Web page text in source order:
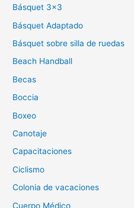
Básquet 3×3
Básquet Adaptado
Básquet sobre silla de ruedas
Beach Handball
Becas
Boccia
Boxeo
Canotaje
Capacitaciones
Ciclismo
Colonia de vacaciones
Cuerpo Médico